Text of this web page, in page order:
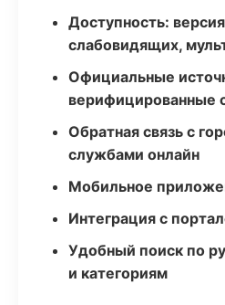
Доступность:
слабовидящих,
Официальные
верифицированные
Обратная связь с
службами онлайн
Мобильное
Интеграция с
Удобный поиск по
и категориям